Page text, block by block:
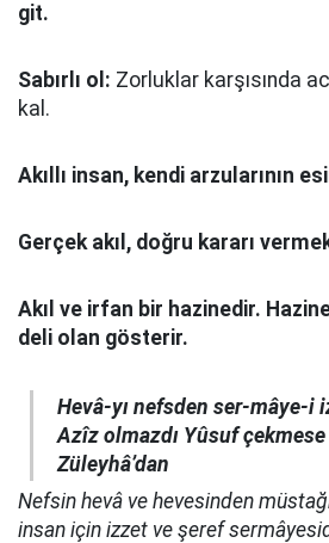
git.
Sabırlı ol: Zorluklar karşısında
kal.
Akıllı insan, kendi arzularının
Gerçek akıl, doğru kararı
Akıl ve irfan bir hazinedir.
deli olan gösterir.
Hevâ-yı nefsden ser-mâye-i
Azîz olmazdı Yûsuf
Züleyhâ’dan
Nefsin hevâ ve hevesinden
insan için izzet ve şeref